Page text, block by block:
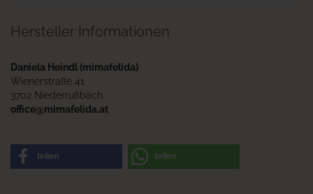
Hersteller Informationen
Daniela Heindl (mimafelida)
Wienerstraße 41
3702 Niederrußbach
office@mimafelida.at
teilen teilen